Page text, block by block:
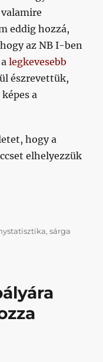
eddig hozzá,
az NB I-ben
alegkevesebb
észrevettük,
a
hogy a
elhelyezzük
meccset
,sárga